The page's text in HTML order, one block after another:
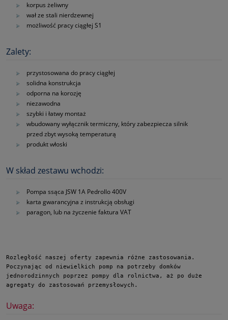
korpus żeliwny
wał ze stali nierdzewnej
możliwość pracy ciągłej S1
Zalety:
przystosowana do pracy ciągłej
solidna konstrukcja
odporna na korozję
niezawodna
szybki i łatwy montaż
wbudowany wyłącznik termiczny, który zabezpiecza silnik
przed zbyt wysoką temperaturą
produkt włoski
W skład zestawu wchodzi:
Pompa ssąca JSW 1A Pedrollo 400V
karta gwarancyjna z instrukcją obsługi
paragon, lub na życzenie faktura VAT
Rozległość naszej oferty zapewnia różne zastosowania.
Poczynając od niewielkich pomp na potrzeby domków
jednorodzinnych poprzez pompy dla rolnictwa, aż po duże
agregaty do zastosowań przemysłowych.
Uwaga: